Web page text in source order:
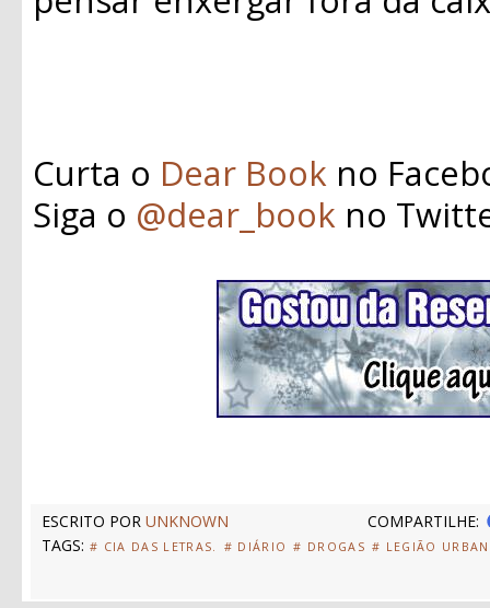
Curta o Dear Book no
Siga o @dear_book no
ESCRITO POR UNKNOWN
COMPARTILHE:
TAGS: # CIA DAS LETRAS. # DIÁRIO # DROGAS # LEGIÃO